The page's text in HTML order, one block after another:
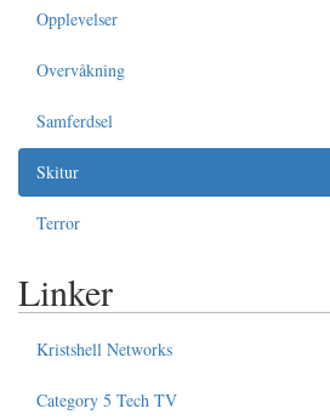
Opplevelser
Overvåkning
Samferdsel
Skitur
Terror
Linker
Kristshell Networks
Category 5 Tech TV